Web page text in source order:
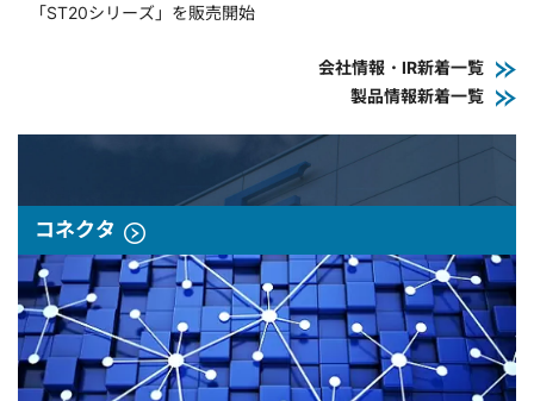
「ST20シリーズ」を販売開始
会社情報・IR新着一覧
製品情報新着一覧
コネクタ